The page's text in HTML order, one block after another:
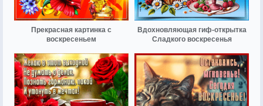
Прекрасная картинка с
воскресеньем
Вдохновляющая гиф-открытка
Сладкого воскресенья